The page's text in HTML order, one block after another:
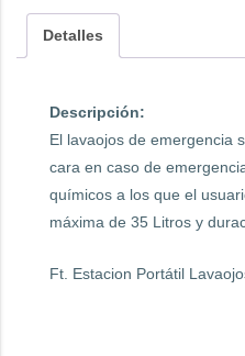
Detalles
Descripción:
El lavaojos de emergencia
cara en caso de
químicos a los que el
máxima de 35 Litros y
Ft. Estacion Portátil